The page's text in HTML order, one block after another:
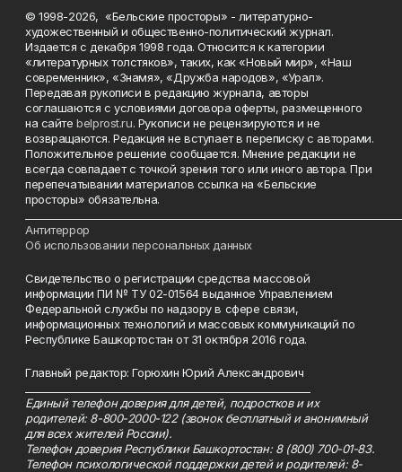
© 1998-2026, «Бельские просторы» - литературно-
художественный и общественно-политический журнал.
Издается с декабря 1998 года. Относится к категории
«литературных толстяков», таких, как «Новый мир», «Наш
современник», «Знамя», «Дружба народов», «Урал».
Передавая рукописи в редакцию журнала, авторы
соглашаются с условиями договора оферты, размещенного
на сайтеbelprost.ru. Рукописи не рецензируются и не
возвращаются. Редакция не вступает в переписку с авторами.
Положительное решение сообщается. Мнение редакции не
всегда совпадает с точкой зрения того или иного автора. При
перепечатывании материалов ссылка на «Бельские
просторы» обязательна.
Антитеррор
Об использовании персональных данных
Свидетельство о регистрации средства массовой
информации ПИ № ТУ 02-01564 выданное Управлением
Федеральной службы по надзору в сфере связи,
информационных технологий и массовых коммуникаций по
Республике Башкортостан от 31 октября 2016 года.
Главный редактор: Горюхин Юрий Александрович
Единый телефон доверия для детей, подростков и их
родителей: 8-800-2000-122 (звонок бесплатный и анонимный
для всех жителей России).
Телефон доверия Республики Башкортостан: 8 (800) 700-01-83.
Телефон психологической поддержки детей и родителей: 8-